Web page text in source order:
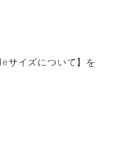
サイズについて】を